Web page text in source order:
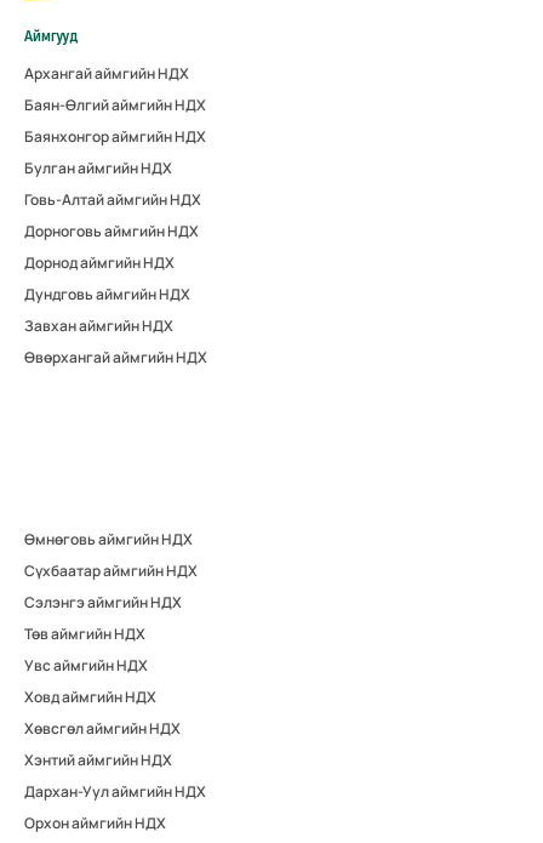
Аймгууд
Архангай аймгийн НДХ
Баян-Өлгий аймгийн НДХ
Баянхонгор аймгийн НДХ
Булган аймгийн НДХ
Говь-Алтай аймгийн НДХ
Дорноговь аймгийн НДХ
Дорнод аймгийн НДХ
Дундговь аймгийн НДХ
Завхан аймгийн НДХ
Өвөрхангай аймгийн НДХ
Өмнөговь аймгийн НДХ
Сүхбаатар аймгийн НДХ
Сэлэнгэ аймгийн НДХ
Төв аймгийн НДХ
Увс аймгийн НДХ
Ховд аймгийн НДХ
Хөвсгөл аймгийн НДХ
Хэнтий аймгийн НДХ
Дархан-Уул аймгийн НДХ
Орхон аймгийн НДХ